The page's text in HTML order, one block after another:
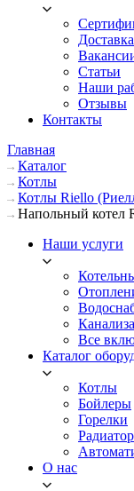
Статьи
Наши
Отзывы
Контакты
Главная
Каталог
Котлы
Котлы Riello
Напольный котел
Наши услуги
Все
Каталог
Котлы
Бойлеры
Горелки
О нас